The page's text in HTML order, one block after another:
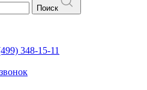
Поиск
348-15-11